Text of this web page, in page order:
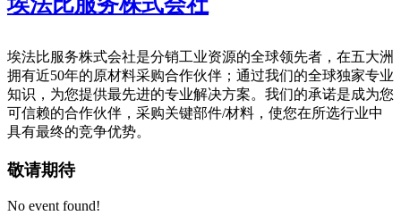
埃法比服务株式会社是分销工业资源的全球领先者，在五大洲
拥有近50年的原材料采购合作伙伴；通过我们的全球独家专业
知识，为您提供最先进的专业解决方案。我们的承诺是成为您
可信赖的合作伙伴，采购关键部件/材料，使您在所选行业中
具有最终的竞争优势。
敬请期待
No event found!